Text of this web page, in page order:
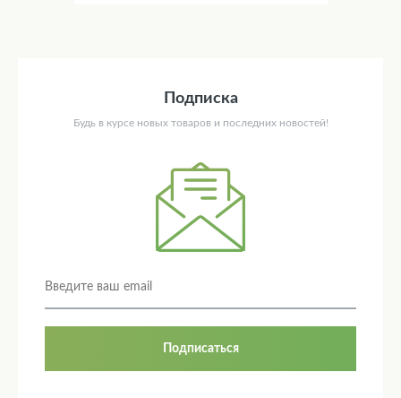
Подписка
Будь в курсе новых товаров и последних новостей!
Подписаться